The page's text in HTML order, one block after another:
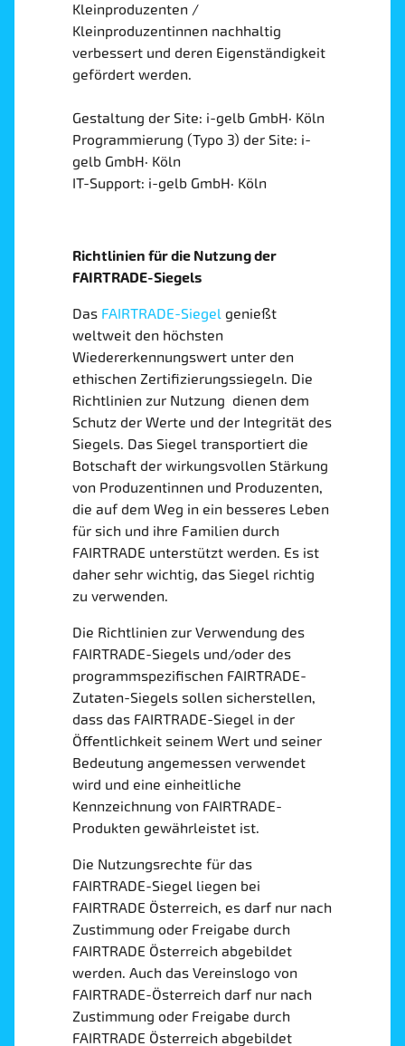
Kleinproduzenten /
Kleinproduzentinnen nachhaltig
verbessert und deren Eigenständigkeit
gefördert werden.
Gestaltung der Site: i-gelb GmbH· Köln
Programmierung (Typo 3) der Site: i-
gelb GmbH· Köln
IT-Support: i-gelb GmbH· Köln
Richtlinien für die Nutzung der
FAIRTRADE-Siegels
Das FAIRTRADE-Siegel genießt
weltweit den höchsten
Wiedererkennungswert unter den
ethischen Zertifizierungssiegeln. Die
Richtlinien zur Nutzung dienen dem
Schutz der Werte und der Integrität des
Siegels. Das Siegel transportiert die
Botschaft der wirkungsvollen Stärkung
von Produzentinnen und Produzenten,
die auf dem Weg in ein besseres Leben
für sich und ihre Familien durch
FAIRTRADE unterstützt werden. Es ist
daher sehr wichtig, das Siegel richtig
zu verwenden.
Die Richtlinien zur Verwendung des
FAIRTRADE-Siegels und/oder des
programmspezifischen FAIRTRADE-
Zutaten-Siegels sollen sicherstellen,
dass das FAIRTRADE-Siegel in der
Öffentlichkeit seinem Wert und seiner
Bedeutung angemessen verwendet
wird und eine einheitliche
Kennzeichnung von FAIRTRADE-
Produkten gewährleistet ist.
Die Nutzungsrechte für das
FAIRTRADE-Siegel liegen bei
FAIRTRADE Österreich, es darf nur nach
Zustimmung oder Freigabe durch
FAIRTRADE Österreich abgebildet
werden. Auch das Vereinslogo von
FAIRTRADE-Österreich darf nur nach
Zustimmung oder Freigabe durch
FAIRTRADE Österreich abgebildet